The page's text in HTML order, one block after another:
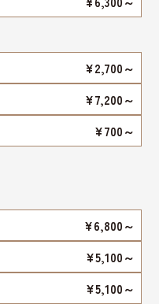
¥2,700～
¥7,200～
¥700～
¥6,800～
¥5,100～
¥5,100～